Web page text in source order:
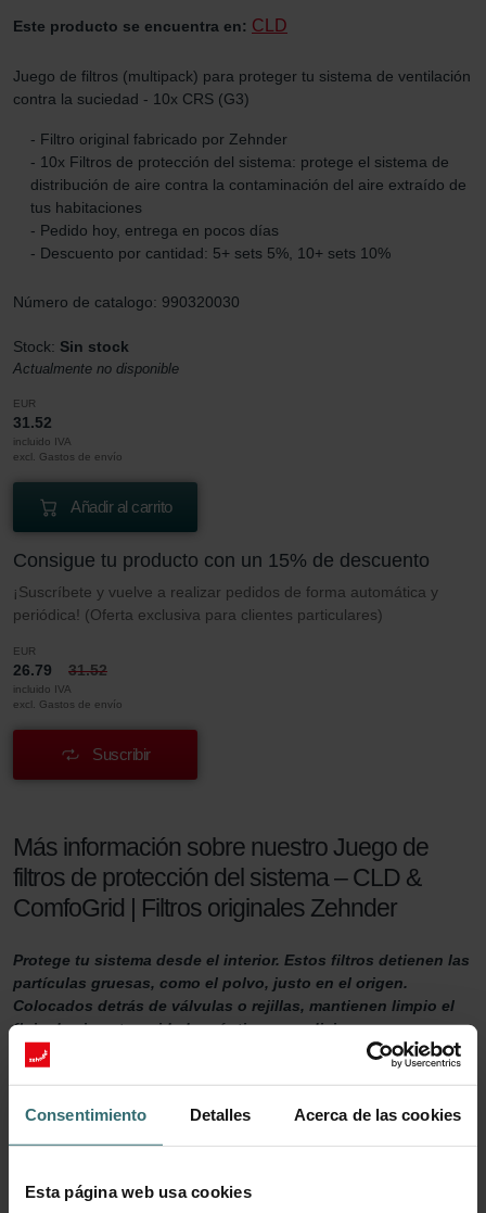
Consentimiento Detalles Acerca de las cookies
Esta página web usa cookies
Este producto se encuentra en: CLD
Juego de filtros (multipack) para proteger tu sistema de ventilación
contra la suciedad - 10x CRS (G3)
- Filtro original fabricado por Zehnder
- 10x Filtros de protección del sistema: protege el sistema de
distribución de aire contra la contaminación del aire extraído de
tus habitaciones
- Pedido hoy, entrega en pocos días
- Descuento por cantidad: 5+ sets 5%, 10+ sets 10%
Número de catalogo: 990320030
Stock: Sin stock
Actualmente no disponible
EUR
31.52
incluido IVA
excl. Gastos de envío
Añadir al carrito
Consigue tu producto con un 15% de descuento
¡Suscríbete y vuelve a realizar pedidos de forma automática y
periódica! (Oferta exclusiva para clientes particulares)
EUR
26.79 31.52
incluido IVA
excl. Gastos de envío
Suscribir
Más información sobre nuestro Juego de
filtros de protección del sistema – CLD &
ComfoGrid | Filtros originales Zehnder
Protege tu sistema desde el interior. Estos filtros detienen las
partículas gruesas, como el polvo, justo en el origen.
Colocados detrás de válvulas o rejillas, mantienen limpio el
flujo de aire y tu unidad en óptimas condiciones.
Juego de filtros de protección del sistema
reemplazando los filtros detrás de las válvulas o rejillas al menos